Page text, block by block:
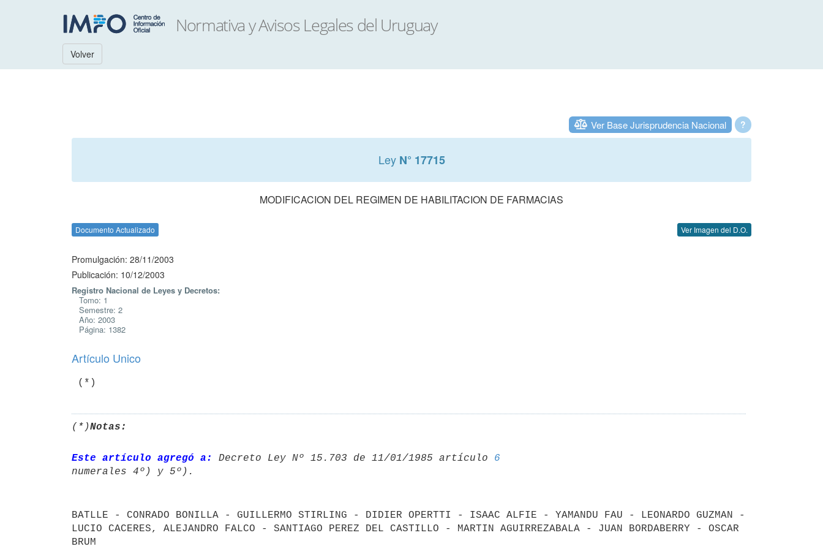
Volver
?
Ver Base Jurisprudencia Nacional
Ley N° 17715
MODIFICACION DEL REGIMEN DE HABILITACION DE FARMACIAS
Documento Actualizado Ver Imagen del D.O.
Promulgación: 28/11/2003
Publicación: 10/12/2003
Registro Nacional de Leyes y Decretos:
Tomo: 1
Semestre: 2
Año: 2003
Página: 1382
Artículo Unico
(*)Notas:
Este artículo agregó a: Decreto Ley Nº 15.703 de 11/01/1985 artículo 6
BATLLE - CONRADO BONILLA - GUILLERMO STIRLING - DIDIER OPERTTI - ISAAC ALFIE - YAMANDU FAU - LEONARDO GUZMAN -
LUCIO CACERES, ALEJANDRO FALCO - SANTIAGO PEREZ DEL CASTILLO - MARTIN AGUIRREZABALA - JUAN BORDABERRY - OSCAR
BRUM